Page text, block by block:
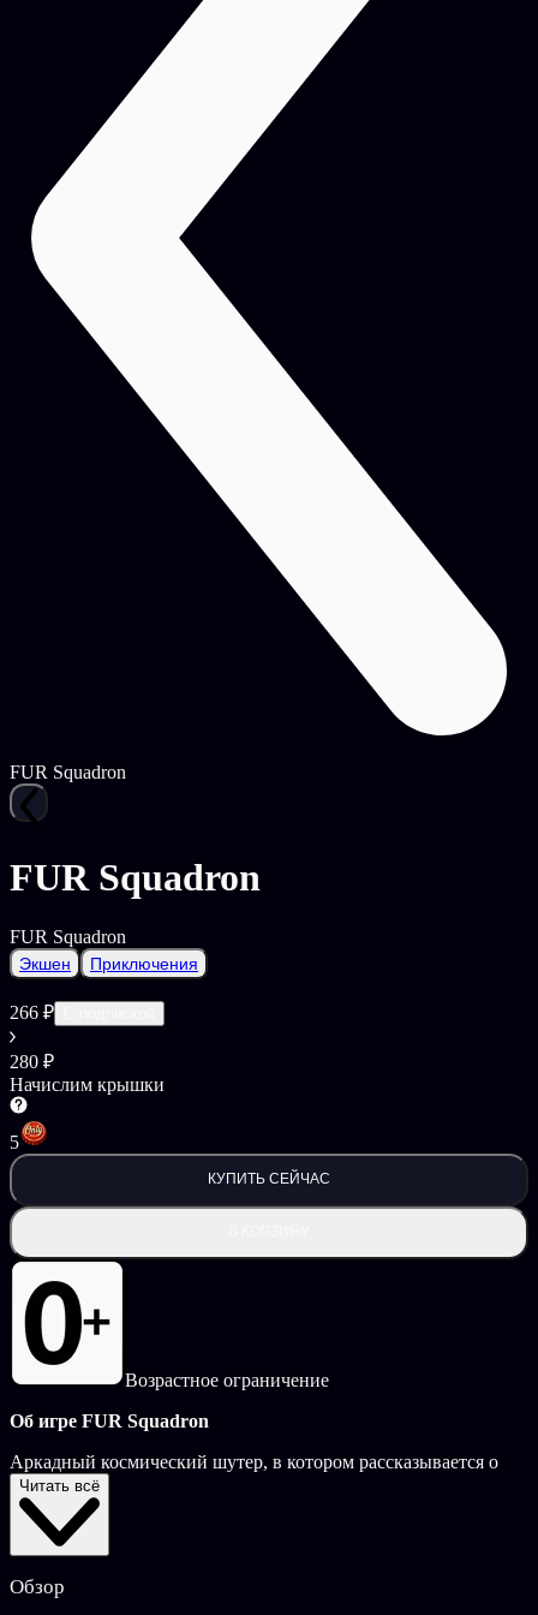
FUR Squadron
FUR Squadron
FUR Squadron
Экшен Приключения
266 ₽
280 ₽
Начислим крышки
5
КУПИТЬ СЕЙЧАС
Возрастное ограничение
Об игре FUR Squadron
Аркадный космический шутер, в котором рассказывается о
приключениях команды элитных пилотов во время того, что
на первый взгляд кажется обычной тренировкой в
виртуальной реальности.
ретровейв под музыку в стиле синтвейв вам предстоит
Читать всё
Обзор